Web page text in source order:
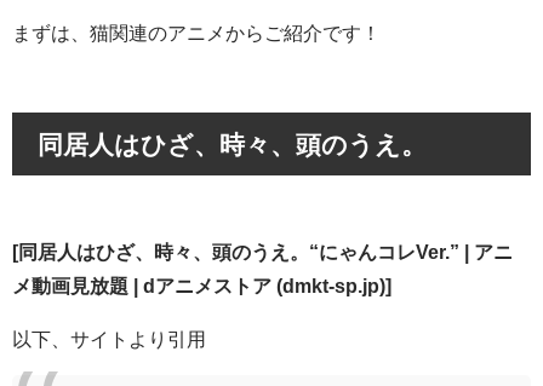
まずは、猫関連のアニメからご紹介です！
同居人はひざ、時々、頭のうえ。
[同居人はひざ、時々、頭のうえ。“にゃんコレVer.” | アニ
メ動画見放題 | dアニメストア (dmkt-sp.jp)]
以下、サイトより引用